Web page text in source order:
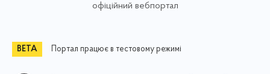
офіційний вебпортал
Портал працює в тестовому режимі